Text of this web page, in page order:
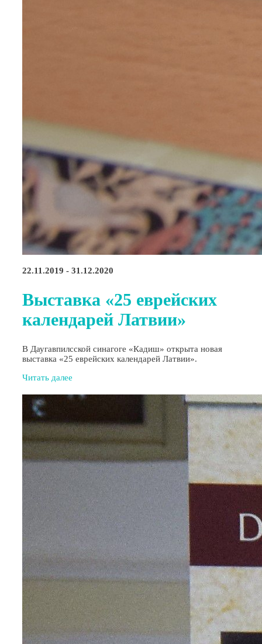
22.11.2019 - 31.12.2020
Выставка «25 еврейских
календарей Латвии»
В Даугавпилсской синагоге «Кадиш» открыта новая
выставка «25 еврейских календарей Латвии».
Читать далее